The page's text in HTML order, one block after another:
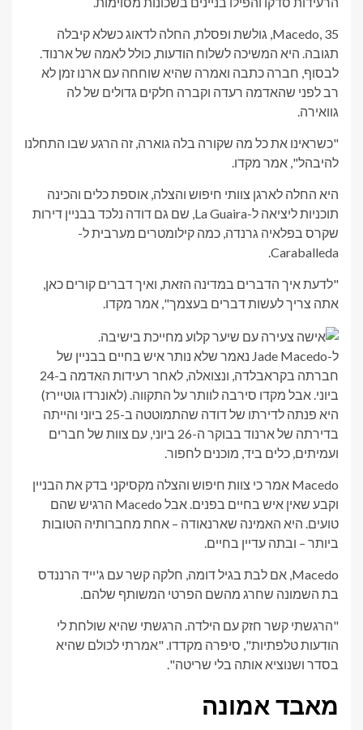
Macedo, 35, גולשת ופסלת, החלה לדאוג כשלא קיבלה
תגובה. היא המשיכה לשלוח הודעות, כולל לאמה של ארנוד.
לבסוף, חברה כתבה ואמרה שהיא שוחחה עם ארנו זמן לא
רב לפני שהאדמה רעדה וקברה חלקים גדולים של לה
גוואירה.
"כשראינו את כל מה שקורה בלה גוארה, זה הרגע שבו התחלנו
להיבהל", אמר מקדו.
היא החלה לארגן צוותי חיפוש והצלה, אוספת כלים והכינה
תוכניות ליציאה ל-La Guaira, שם גם דודה נלכד בבניין דירות
שקרס בפלאיה גרנדה, כמה קילומטרים מערבית ל-
Caraballeda.
"לדעת איך הדברים במדינה הזאת, ואיך דברים קורים כאן,
אתה צריך לעשות דברים בעצמך", אמר מקדו.
ל-Jade Macedo נאמר שלא נותר איש בחיים בבניין של
חברתה בקראבלדה, ונצואלה, לאחר רעידות האדמה ב-24
ביוני. אבל מקדו סירבה לוותר על התקווה. (לאונרדו גוטיירז)
היא פנתה לדירתו של דודה שהתמוטטה ב-25 ביוני והייתה
בדירתה של ארנוד בבוקר ה-26 ביוני, עם צוות של חברים
ועמיתים, כלים ביד, מוכנים לחפור.
Macedo אמר כי צוות חיפוש והצלה מקסיקני בדק את הבניין
וקבע שאין איש בחיים בפנים. אבל Macedo הרגיש שהם
טועים. היא האמינה שארנאודה – אחת מחברותיה הטובות
ביותר – ובתה עדיין בחיים.
Macedo, אם לבת בגיל דומה, חלקה קשר עם ג'ייד הרננדס
בת השמונה שחרג מהשם הפרטי המשותף שלהם.
"הרגשתי קשר חזק עם הילדה. הרגשתי שהיא שולחת לי
הודעות טלפתיות", סיפרה מקדדו. "אמרתי לכולם שהיא
בסדר ושנוציא אותה בלי שריטה".
מאבד אמונה